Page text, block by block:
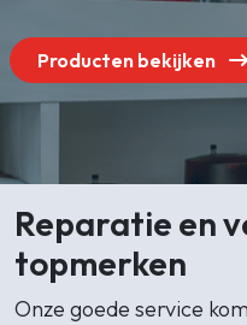
Producten bekijken
Reparatie en
topmerken
Onze goede service